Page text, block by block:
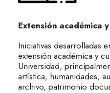
Extensión académica
Iniciativas desarrolladas
extensión académica y
Universidad,
artística, humanidades,
archivo, patrimonio